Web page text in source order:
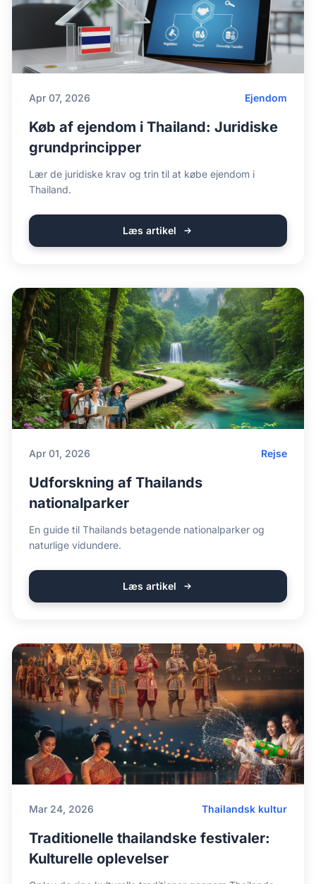
Apr 07, 2026 Ejendom
Køb af ejendom i Thailand: Juridiske
grundprincipper
Lær de juridiske krav og trin til at købe ejendom i
Thailand.
Læs artikel
Apr 01, 2026 Rejse
Udforskning af Thailands
nationalparker
En guide til Thailands betagende nationalparker og
naturlige vidundere.
Læs artikel
Mar 24, 2026 Thailandsk kultur
Traditionelle thailandske festivaler:
Kulturelle oplevelser